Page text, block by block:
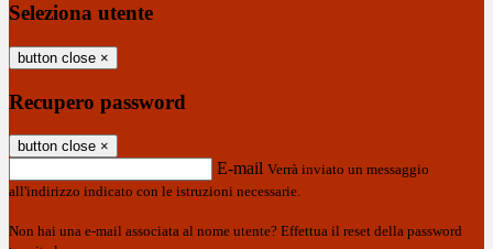
Seleziona utente
button close ×
Recupero password
button close ×
E-mail Verrà inviato un messaggio
all'indirizzo indicato con le istruzioni necessarie.
Non hai una e-mail associata al nome utente? Effettua il reset della password